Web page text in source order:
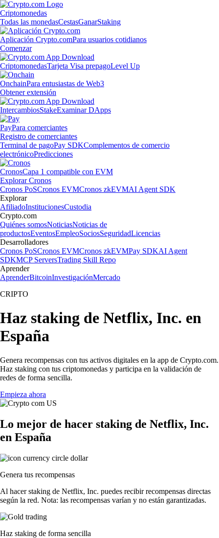
Criptomonedas
Todas las monedasCestasGanarStaking
Aplicación Crypto.comPara usuarios cotidianos
Comenzar
CriptomonedasTarjeta Visa prepagoLevel Up
OnchainPara entusiastas de Web3
Obtener extensión
IntercambiosStakeExaminar DApps
PayPara comerciantes
Registro de comerciantes
Terminal de pagoPay SDKComplementos de comercio
electrónicoPredicciones
CronosCapa 1 compatible con EVM
Explorar Cronos
Cronos PoSCronos EVMCronos zkEVMAI Agent SDK
Explorar
AfiliadoInstitucionesCustodia
Crypto.com
Quiénes somosNoticiasNoticias de
productosEventosEmpleoSociosSeguridadLicencias
Desarrolladores
Cronos PoSCronos EVMCronos zkEVMPay SDKAI Agent
SDKMCP ServersTrading Skill Repo
Aprender
AprenderBitcoinInvestigaciónMercado
CRIPTO
Haz staking de Netflix, Inc. en
España
Genera recompensas con tus activos digitales en la app de Crypto.com.
Haz staking con tus criptomonedas y participa en la validación de
redes de forma sencilla.
Empieza ahora
Lo mejor de hacer staking de Netflix, Inc.
en España
Genera tus recompensas
Al hacer staking de Netflix, Inc. puedes recibir recompensas directas
según la red. Nota: las recompensas varían y no están garantizadas.
Haz staking de forma sencilla